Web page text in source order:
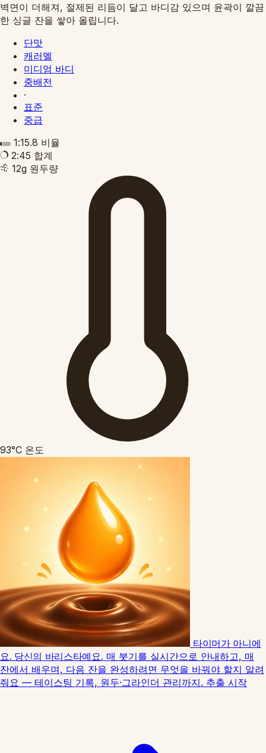
벽면이 더해져, 절제된 리듬이 달고 바디감 있으며 윤곽이 깔끔
한 싱글 잔을 쌓아 올립니다.
단맛
캐러멜
미디엄 바디
중배전
·
표준
중급
1:15.8 비율
2:45 합계
12g 원두량
93°C 온도
타이머가 아니에
요. 당신의 바리스타예요. 매 붓기를 실시간으로 안내하고, 매
잔에서 배우며, 다음 잔을 완성하려면 무엇을 바꿔야 할지 알려
줘요 — 테이스팅 기록, 원두·그라인더 관리까지. 추출 시작